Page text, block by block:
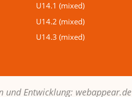
U14.1 (mixed)
U14.2 (mixed)
U14.3 (mixed)
und Entwicklung: webappear.de